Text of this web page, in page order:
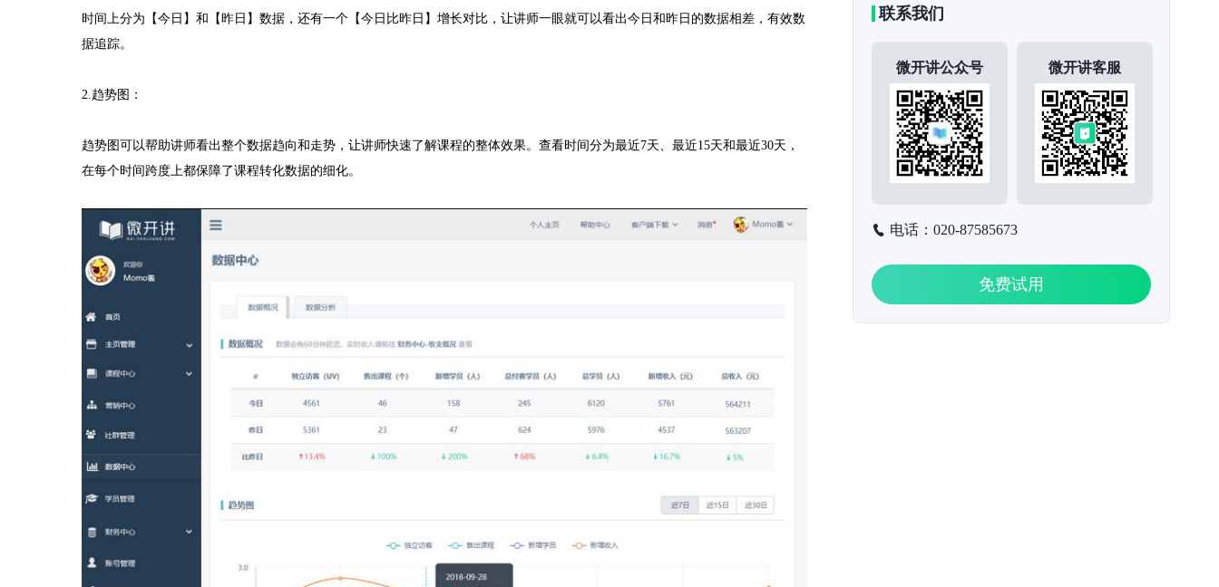
时间上分为【今日】和【昨日】数据，还有一个【今日比昨日】增长对比，让讲师一眼就可以看出今日和昨日的数据相差，有效数
据追踪。
2.趋势图：
趋势图可以帮助讲师看出整个数据趋向和走势，让讲师快速了解课程的整体效果。查看时间分为最近7天、最近15天和最近30天，
在每个时间跨度上都保障了课程转化数据的细化。
联系我们
微开讲公众号 微开讲客服
电话：020-87585673
免费试用